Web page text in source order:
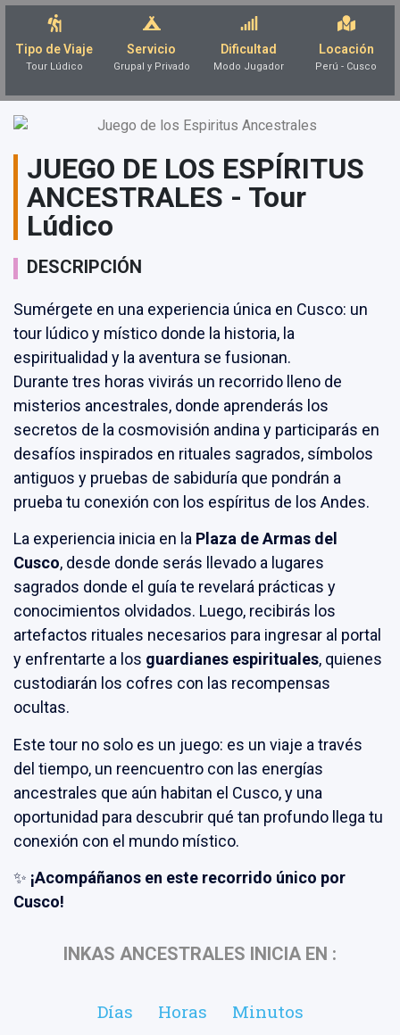
Tipo de Viaje
Tour Lúdico
Servicio
Grupal y Privado
Dificultad
Modo Jugador
Locación
Perú - Cusco
JUEGO DE LOS ESPÍRITUS
ANCESTRALES - Tour
Lúdico
DESCRIPCIÓN
Sumérgete en una experiencia única en Cusco: un
tour lúdico y místico donde la historia, la
espiritualidad y la aventura se fusionan.
Durante tres horas vivirás un recorrido lleno de
misterios ancestrales, donde aprenderás los
secretos de la cosmovisión andina y participarás en
desafíos inspirados en rituales sagrados, símbolos
antiguos y pruebas de sabiduría que pondrán a
prueba tu conexión con los espíritus de los Andes.
La experiencia inicia en la Plaza de Armas del
Cusco, desde donde serás llevado a lugares
sagrados donde el guía te revelará prácticas y
conocimientos olvidados. Luego, recibirás los
artefactos rituales necesarios para ingresar al portal
y enfrentarte a los guardianes espirituales, quienes
custodiarán los cofres con las recompensas
ocultas.
Este tour no solo es un juego: es un viaje a través
del tiempo, un reencuentro con las energías
ancestrales que aún habitan el Cusco, y una
oportunidad para descubrir qué tan profundo llega tu
conexión con el mundo místico.
✨ ¡Acompáñanos en este recorrido único por
Cusco!
INKAS ANCESTRALES INICIA EN :
Días Horas Minutos